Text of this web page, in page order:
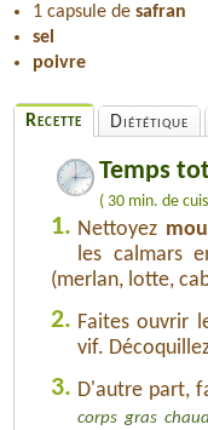
1 capsule de safran
sel
poivre
Recette Diététique
Temps
( 30 min. de
1. Nettoyez
les calmars
(merlan, lotte,
2. Faites ouvrir
vif.
3. D'autre part,
corps gras